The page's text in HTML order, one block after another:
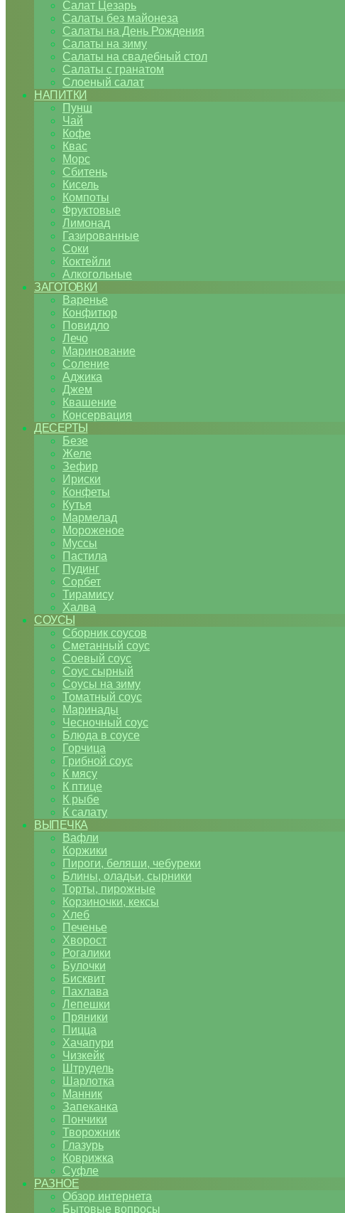
Салат Цезарь
Салаты без майонеза
Салаты на День Рождения
Салаты на зиму
Салаты на свадебный стол
Салаты с гранатом
Слоеный салат
НАПИТКИ
Пунш
Чай
Кофе
Квас
Морс
Сбитень
Кисель
Компоты
Фруктовые
Лимонад
Газированные
Соки
Коктейли
Алкогольные
ЗАГОТОВКИ
Варенье
Конфитюр
Повидло
Лечо
Маринование
Соление
Аджика
Джем
Квашение
Консервация
ДЕСЕРТЫ
Безе
Желе
Зефир
Ириски
Конфеты
Кутья
Мармелад
Мороженое
Муссы
Пастила
Пудинг
Сорбет
Тирамису
Халва
СОУСЫ
Сборник соусов
Сметанный соус
Соевый соус
Соус сырный
Соусы на зиму
Томатный соус
Маринады
Чесночный соус
Блюда в соусе
Горчица
Грибной соус
К мясу
К птице
К рыбе
К салату
ВЫПЕЧКА
Вафли
Коржики
Пироги, беляши, чебуреки
Блины, оладьи, сырники
Торты, пирожные
Корзиночки, кексы
Хлеб
Печенье
Хворост
Рогалики
Булочки
Бисквит
Пахлава
Лепешки
Пряники
Пицца
Хачапури
Чизкейк
Штрудель
Шарлотка
Манник
Запеканка
Пончики
Творожник
Глазурь
Коврижка
Суфле
РАЗНОЕ
Обзор интернета
Бытовые вопросы